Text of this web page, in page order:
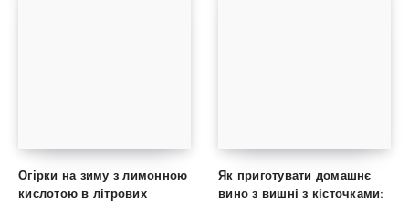
Огірки на зиму з лимонною
кислотою в літрових
Як приготувати домашнє
вино з вишні з кісточками: